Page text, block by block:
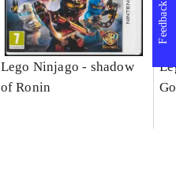
Lego Ninjago - shadow
of Ronin
Feedback